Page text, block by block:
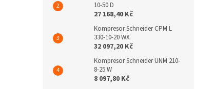
10-50 D
27 168,40 Kč
Kompresor Schneider CPM L
330-10-20 WX
32 097,20 Kč
Kompresor Schneider UNM 210-
8-25 W
8 097,80 Kč